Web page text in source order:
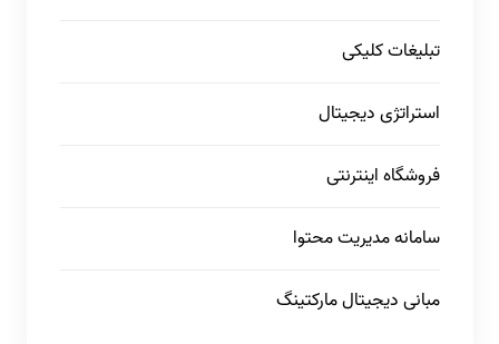
تبلیغات کلیکی
استراتژی دیجیتال
فروشگاه اینترنتی
سامانه مدیریت محتوا
مبانی دیجیتال مارکتینگ